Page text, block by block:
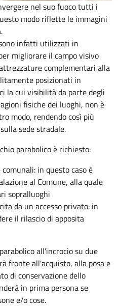
nel suo fuoco tutti i
modo riflette le immagini
infatti utilizzati in
migliorare il campo visivo
complementari alla
posizionati in
la cui visibilità da parte degli
fisiche dei luoghi, non è
modo, rendendo così più
sede stradale.
parabolico è richiesto:
in questo caso è
al Comune, alla quale
sopralluoghi
da un accesso privato: in
il rilascio di apposita
all'incrocio su due
fronte all'acquisto, alla posa e
di conservazione dello
in prima persona se
e/o cose.